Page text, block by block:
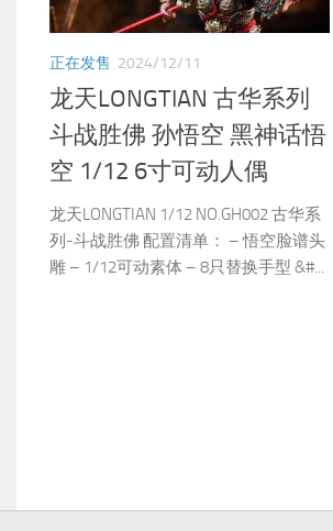
正在发售 2024/12/11
龙天LONGTIAN 古华系列
斗战胜佛 孙悟空 黑神话悟
空 1/12 6寸可动人偶
龙天LONGTIAN 1/12 NO.GH002 古华系
列-斗战胜佛 配置清单： – 悟空脸谱头
雕 – 1/12可动素体 – 8只替换手型 &#...